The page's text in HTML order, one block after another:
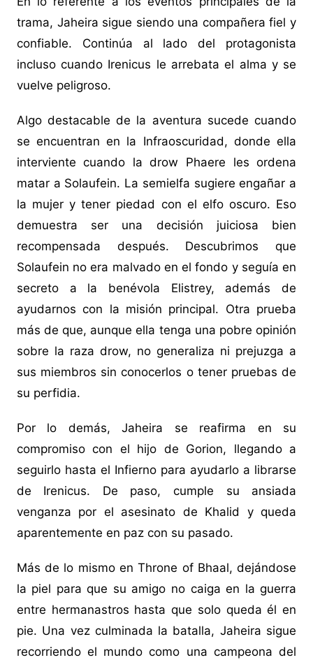
trama, Jaheira sigue siendo una compañera fiel y
confiable. Continúa al lado del protagonista
incluso cuando Irenicus le arrebata el alma y se
vuelve peligroso.
Algo destacable de la aventura sucede cuando
se encuentran en la Infraoscuridad, donde ella
interviente cuando la drow Phaere les ordena
matar a Solaufein. La semielfa sugiere engañar a
la mujer y tener piedad con el elfo oscuro. Eso
demuestra ser una decisión juiciosa bien
recompensada después. Descubrimos que
Solaufein no era malvado en el fondo y seguía en
secreto a la benévola Elistrey, además de
ayudarnos con la misión principal. Otra prueba
más de que, aunque ella tenga una pobre opinión
sobre la raza drow, no generaliza ni prejuzga a
sus miembros sin conocerlos o tener pruebas de
su perfidia.
Por lo demás, Jaheira se reafirma en su
compromiso con el hijo de Gorion, llegando a
seguirlo hasta el Infierno para ayudarlo a librarse
de Irenicus. De paso, cumple su ansiada
venganza por el asesinato de Khalid y queda
aparentemente en paz con su pasado.
Más de lo mismo en Throne of Bhaal, dejándose
la piel para que su amigo no caiga en la guerra
entre hermanastros hasta que solo queda él en
pie. Una vez culminada la batalla, Jaheira sigue
recorriendo el mundo como una campeona del